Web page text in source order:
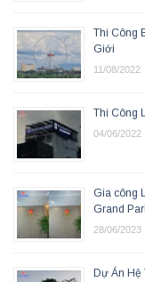
Thi Công
Giới
11/08/2022
Thi Công
04/06/2022
Gia công
Grand
28/06/2023
Dự Án Hệ